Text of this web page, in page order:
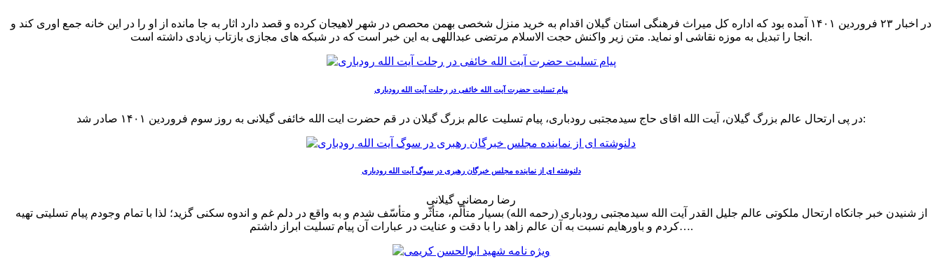
در اخبار ۲۳ فروردین ۱۴۰۱ آمده بود که اداره کل میراث فرهنگی استان گیلان اقدام به خرید منزل شخصی بهمن محصص در شهر لاهیجان کرده و قصد دارد اثار به جا مانده از او را در این خانه جمع اوری کند و
انجا را تبدیل به موزه نقاشی او نماید. متن زیر واکنش حجت الاسلام مرتضی عبداللهی به این خبر است که در شبکه های مجازی بازتاب زیادی داشته است.
پیام تسلیت حضرت آیت الله خائفی در رحلت آیت الله رودباری
در پی ارتحال عالم بزرگ گیلان، آیت الله اقای حاج سیدمجتبی رودباری، پیام تسلیت عالم بزرگ گیلان در قم حضرت ایت الله خائفی گیلانی به روز سوم فروردین ۱۴۰۱ صادر شد:
دلنوشته ای از نماینده مجلس خبرگان رهبری در سوگ آیت الله رودباری
رضا رمضانی گیلانی
از شنیدن خبر جانکاه ارتحال ملکوتی عالم جلیل القدر آیت الله سیدمجتبی رودباری (رحمه الله) بسیار متألّم، متأثّر و متأسّف شدم و به واقع در دلم غم و اندوه سکنی گزید؛ لذا با تمام وجودم پیام تسلیتی تهیه
کردم و باورهایم نسبت به آن عالم زاهد را با دقت و عنایت در عبارات آن پیام تسلیت ابراز داشتم….